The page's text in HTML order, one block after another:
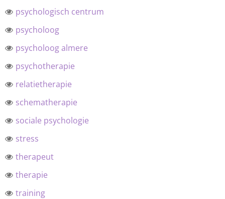
psychologisch centrum
psycholoog
psycholoog almere
psychotherapie
relatietherapie
schematherapie
sociale psychologie
stress
therapeut
therapie
training